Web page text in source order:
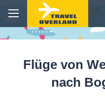
Flüge von
nach